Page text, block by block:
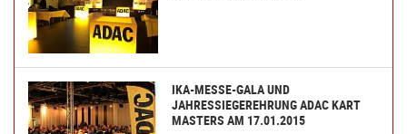
IKA-MESSE-GALA UND
JAHRESSIEGEREHRUNG ADAC KART
MASTERS AM 17.01.2015